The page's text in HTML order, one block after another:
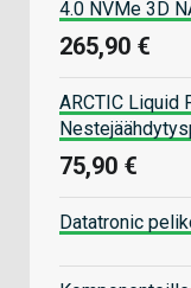
4.0 NVMe 3D
265,90 €
ARCTIC Liquid
75,90 €
Datatronic